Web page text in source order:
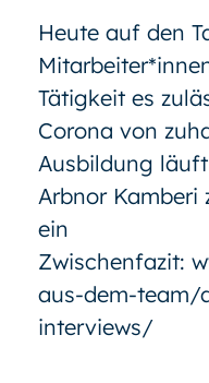
Heute auf den
Tätigkeit es
Corona von
Ausbildung
Arbnor Kamberi
ein
Zwischenfazit:
aus-dem-team/
interviews/